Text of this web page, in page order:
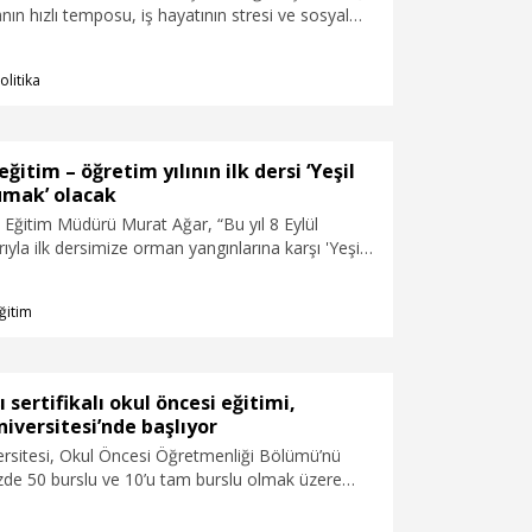
hızlı temposu, iş hayatının stresi ve sosyal
aile bireylerine yalnızca kriz anlarında değil,
– öğretim yılının ilk dersi ‘Yeşil
olacak
Müdürü Murat Ağar, “Bu yıl 8 Eylül
ilk dersimize orman yangınlarına karşı 'Yeşil
sertifikalı okul öncesi eğitimi,
başlıyor
Okul Öncesi Öğretmenliği Bölümü’nü
50 burslu ve 10’u tam burslu olmak üzere